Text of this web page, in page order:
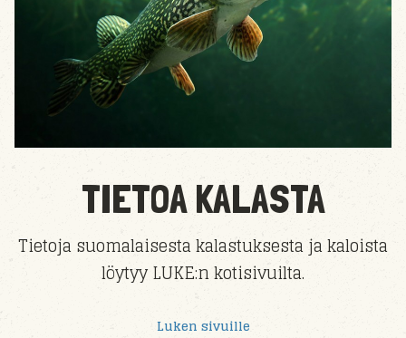
TIETOA KALASTA
Tietoja suomalaisesta kalastuksesta ja kaloista
löytyy LUKE:n kotisivuilta.
Luken sivuille